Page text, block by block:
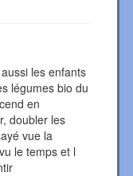
les enfants
légumes bio du
en
doubler les
vue la
le temps et l